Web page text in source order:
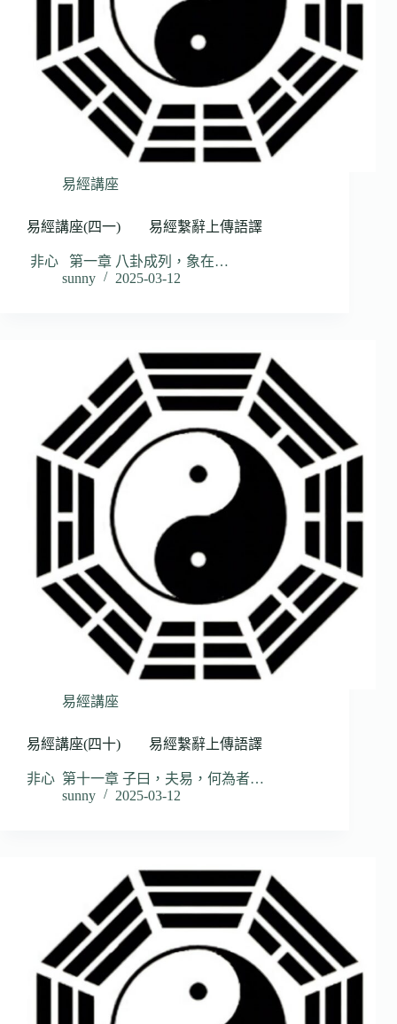
易經講座
易經講座(四一) 易經繫辭上傳語譯
非心 第一章 八卦成列，象在…
sunny
2025-03-12
易經講座
易經講座(四十) 易經繫辭上傳語譯
非心 第十一章 子曰，夫易，何為者…
sunny
2025-03-12